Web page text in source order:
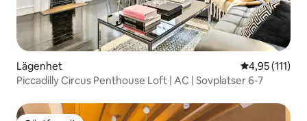
Lägenhet 4,95 av 5 i
4,95 (111)
Piccadilly Circus Penthouse Loft | AC | Sovplatser 6-7